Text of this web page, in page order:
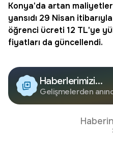
Konya'da artan
yansıdı 29 Nisan
öğrenci ücreti 12 TL'ye
fiyatları da güncellendi.
Haberlerimizi
Google'da Takip
Edin
Gelişmelerden